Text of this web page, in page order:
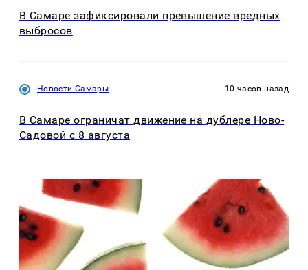
В Самаре зафиксировали превышение вредных
выбросов
Новости Самары 10 часов назад
В Самаре ограничат движение на дублере Ново-
Садовой с 8 августа